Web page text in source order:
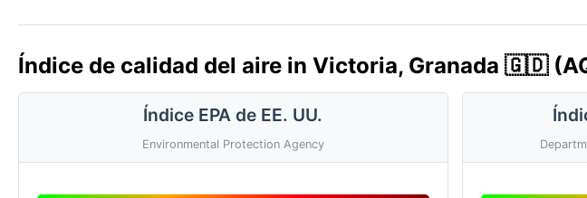
Índice de calidad del aire in Victoria, Granada 🇬🇩
Índice EPA de EE. UU.
Environmental Protection Agency